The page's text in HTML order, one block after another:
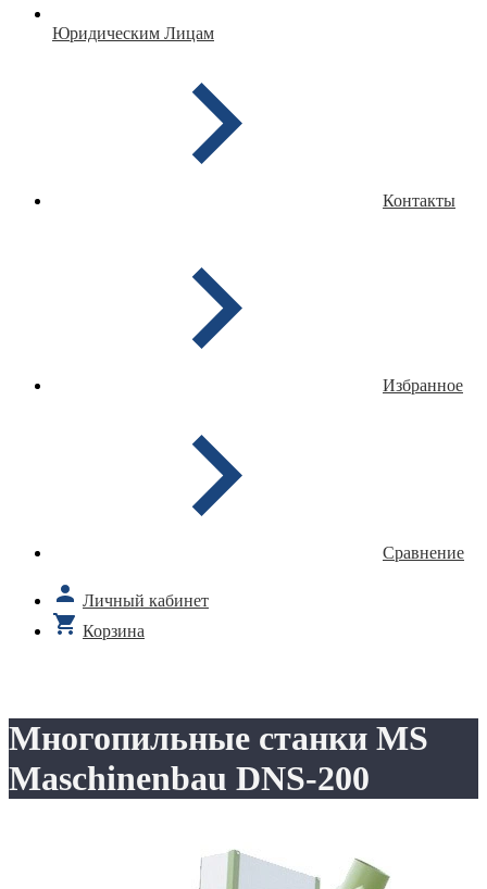
Юридическим Лицам
Контакты
Избранное
Сравнение
Личный кабинет
Корзина
Многопильные станки MS
Maschinenbau DNS-200